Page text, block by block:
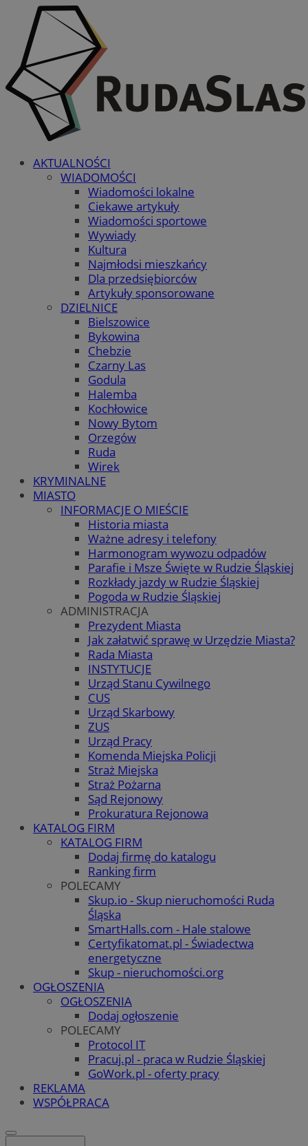
AKTUALNOŚCI
WIADOMOŚCI
Wiadomości lokalne
Ciekawe artykuły
Wiadomości sportowe
Wywiady
Kultura
Najmłodsi mieszkańcy
Dla przedsiębiorców
Artykuły sponsorowane
DZIELNICE
Bielszowice
Bykowina
Chebzie
Czarny Las
Godula
Halemba
Kochłowice
Nowy Bytom
Orzegów
Ruda
Wirek
KRYMINALNE
MIASTO
INFORMACJE O MIEŚCIE
Historia miasta
Ważne adresy i telefony
Harmonogram wywozu odpadów
Parafie i Msze Święte w Rudzie Śląskiej
Rozkłady jazdy w Rudzie Śląskiej
Pogoda w Rudzie Śląskiej
ADMINISTRACJA
Prezydent Miasta
Jak załatwić sprawę w Urzędzie Miasta?
Rada Miasta
INSTYTUCJE
Urząd Stanu Cywilnego
CUS
Urząd Skarbowy
ZUS
Urząd Pracy
Komenda Miejska Policji
Straż Miejska
Straż Pożarna
Sąd Rejonowy
Prokuratura Rejonowa
KATALOG FIRM
KATALOG FIRM
Dodaj firmę do katalogu
Ranking firm
POLECAMY
Skup.io - Skup nieruchomości Ruda
Śląska
SmartHalls.com - Hale stalowe
Certyfikatomat.pl - Świadectwa
energetyczne
Skup - nieruchomości.org
OGŁOSZENIA
OGŁOSZENIA
Dodaj ogłoszenie
POLECAMY
Protocol IT
Pracuj.pl - praca w Rudzie Śląskiej
GoWork.pl - oferty pracy
REKLAMA
WSPÓŁPRACA